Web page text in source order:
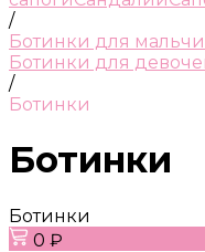
/
Ботинки для
Ботинки для
/
Ботинки
Ботинки
Ботинки
0 ₽